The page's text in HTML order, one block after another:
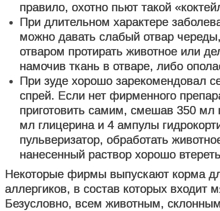
правило, охотно пьют такой
При длительном характере
можно давать слабый отвар
отваром протирать животное или
намочив ткань в отваре, либо
При зуде хорошо зарекомендовал
спрей. Если нет фирменного
приготовить самим, смешав 350
мл глицерина и 4 ампулы
пульверизатор, обработать
нанесенный раствор хорошо
Некоторые фирмы выпускают корма
аллергиков, в состав которых входит
Безусловно, всем животным,